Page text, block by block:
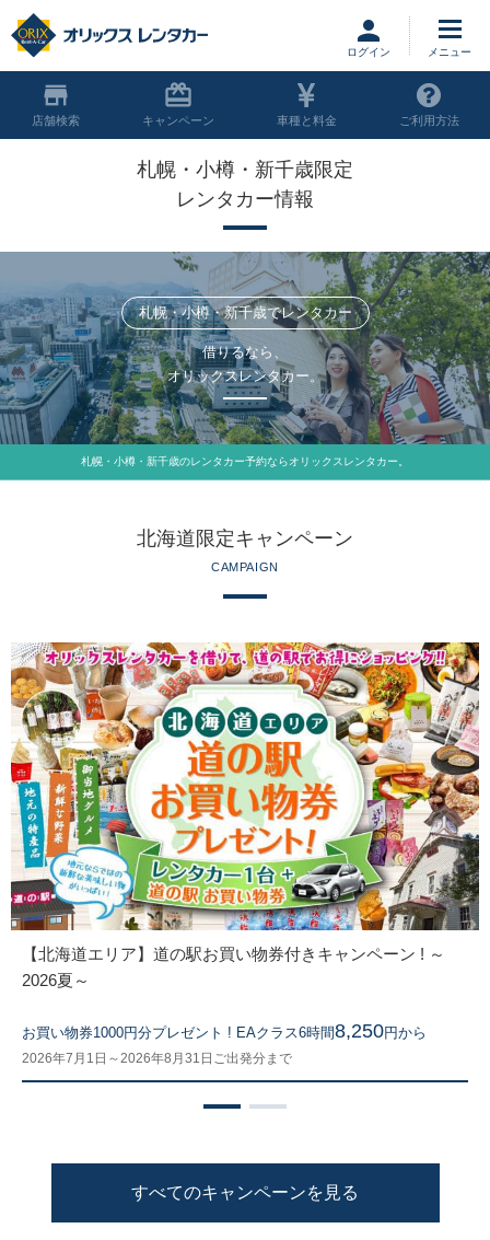
ログイン
店舗 キャンペーン 車種と料金 ご利用方法
札幌・小樽・新千歳限定
レンタカー情報
札幌・小樽・新千歳でレンタカー
借りるなら、
オリックスレンタカー。
札幌・小樽・新千歳のレンタカー予約ならオリックスレンタカー。
北海道限定キャンペーン
CAMPAIGN
【北海道エリア】道の駅お買い物券付きキャンペーン ! ～
2026夏～
お買い物券1000円分プレゼント ! EAクラス6時間8,250円から
2026年7月1日～2026年8月31日ご出発分まで
すべてのキャンペーンを見る